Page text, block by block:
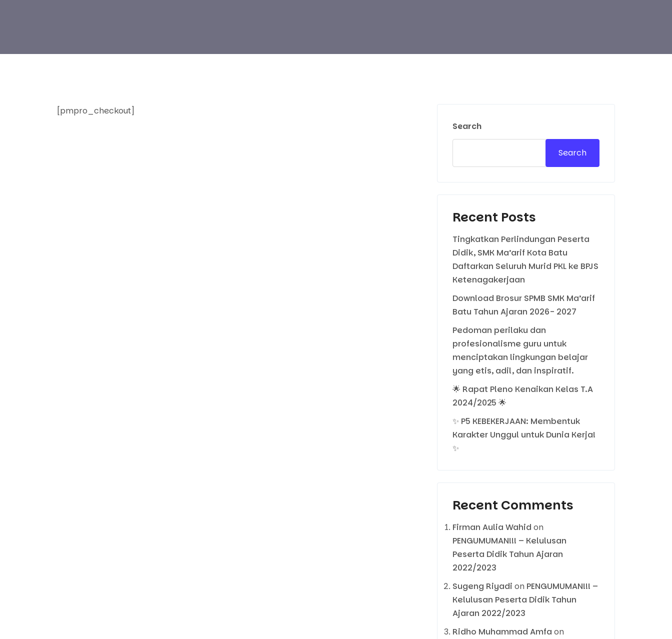
[pmpro_checkout]
Search
Search
Recent Posts
Tingkatkan Perlindungan Peserta
Didik, SMK Ma’arif Kota Batu
Daftarkan Seluruh Murid PKL ke BPJS
Ketenagakerjaan
Download Brosur SPMB SMK Ma’arif
Batu Tahun Ajaran 2026- 2027
Pedoman perilaku dan
profesionalisme guru untuk
menciptakan lingkungan belajar
yang etis, adil, dan inspiratif.
🌟 Rapat Pleno Kenaikan Kelas T.A
2024/2025 🌟
✨ P5 KEBEKERJAAN: Membentuk
Karakter Unggul untuk Dunia Kerja!
✨
Recent Comments
Firman Aulia Wahid on
PENGUMUMAN!!! – Kelulusan
Peserta Didik Tahun Ajaran
2022/2023
Sugeng Riyadi on PENGUMUMAN!!! –
Kelulusan Peserta Didik Tahun
Ajaran 2022/2023
Ridho Muhammad Amfa on